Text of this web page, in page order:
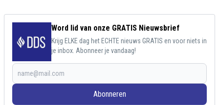
Word lid van onze GRATIS Nieuwsbrief
Krijg ELKE dag het ECHTE nieuws GRATIS en voor niets in
je inbox. Abonneer je vandaag!
Abonneren